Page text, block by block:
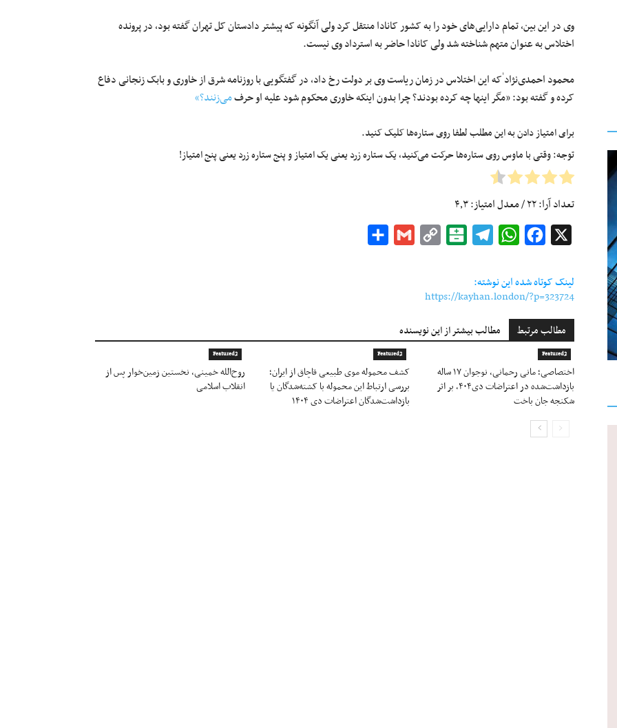
وی در این بین، تمام دارایی‌های خود را به کشور کانادا منتقل کرد ولی آنگونه که پیشتر دادستان کل تهران گفته بود، در پرونده
اختلاس به عنوان متهم شناخته شد ولی کانادا حاضر به استرداد وی نیست.
محمود احمدی‌نژاد ٰکه این اختلاس در زمان ریاست وی بر دولت رخ داد، در گفتگویی با روزنامه شرق از خاوری و بابک زنجانی دفاع
کرده و گفته بود: «مگر اینها چه کرده بودند؟ چرا بدون اینکه خاوری محکوم شود علیه او حرفمی‌زنند؟»
برای امتیاز دادن به این مطلب لطفا روی ستاره‌ها کلیک کنید.
توجه: وقتی با ماوس روی ستاره‌ها حرکت می‌کنید، یک ستاره زرد یعنی یک امتیاز و پنج ستاره زرد یعنی پنج امتیاز!
تعداد آرا:۲۲/ معدل امتیاز:۴٫۳
Facebook
WhatsApp
Telegram
Balatarin
Copy
Gmail
لینک کوتاه شده این نوشته:
https://kayhan.london/?p=323724
مطالب مرتبط مطالب بیشتر از این نویسنده
Featured2
روح‌الله خمینی، نخستین زمین‌خوار پس از
انقلاب اسلامی
Featured2
کشف محموله موی طبیعی قاچاق از ایران؛
بررسی ارتباط این محموله با کشته‌شدگان یا
بازداشت‌شدگان اعتراضات دی ۱۴۰۴
Featured2
اختصاصی؛ مانی رحمانی، نوجوان ۱۷ ساله
بازداشت‌شده در اعتراضات دی۴۰۴، بر اثر
شکنجه جان باخت